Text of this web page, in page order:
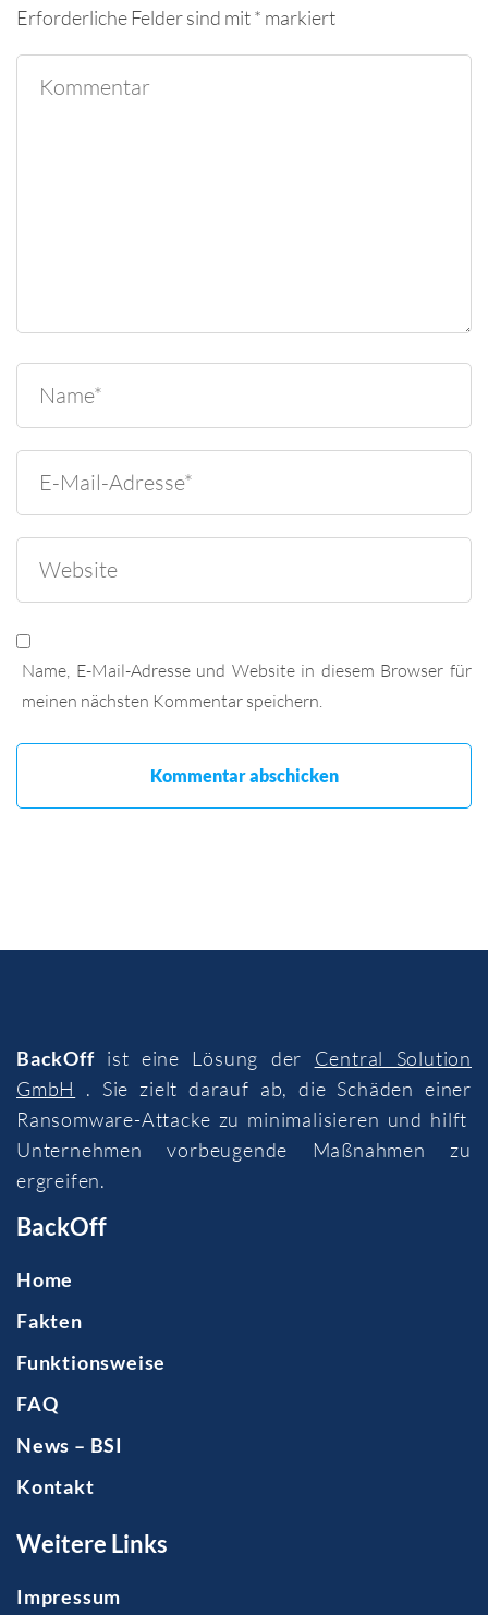
Erforderliche Felder sind mit* markiert
Name, E-Mail-Adresse und Website in diesem Browser für
meinen nächsten Kommentar speichern.
BackOffist eine Lösung der Central Solution
GmbH
. Sie zielt darauf ab, die Schäden einer
Ransomware-Attacke zu minimalisieren und hilft
Unternehmen vorbeugende Maßnahmen zu
ergreifen.
BackOff
Home
Fakten
Funktionsweise
FAQ
News – BSI
Kontakt
Weitere Links
Impressum